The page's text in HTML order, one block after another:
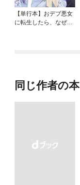
【単行本】おデブ悪女
に転生したら、なぜか
同じ作者の本